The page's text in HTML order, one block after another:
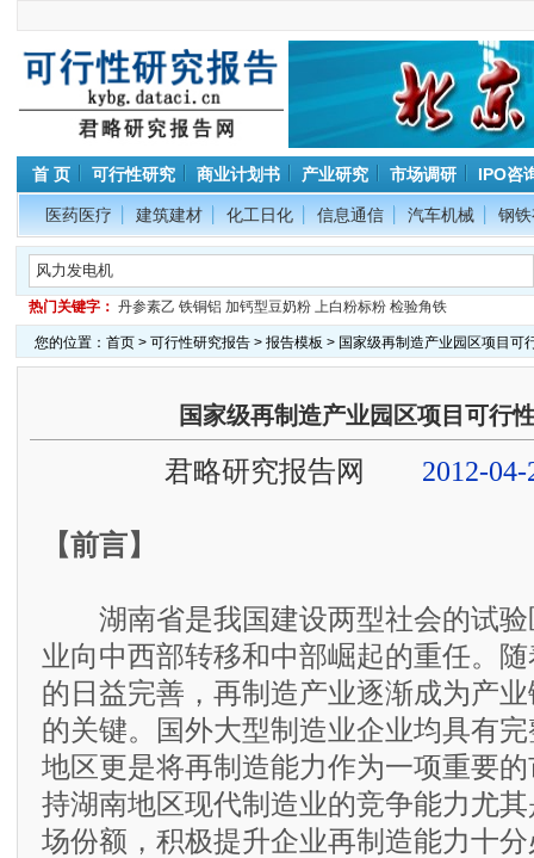
首 页 可行性研究 商业计划书 产业研究 市场调研 IPO咨
医药医疗 建筑建材 化工日化 信息通信 汽车机械 钢
热门关键字： 丹参素乙 铁铜铝 加钙型豆奶粉 上白粉标粉 检验角铁
您的位置： 首页> 可行性研究报告> 报告模板 > 国家级再制造产业园区项目可
国家级再制造产业园区项目可行
君略研究报告网 2012-
【前言】
湖南省是我国建设两型社会的试验
业向中西部转移和中部崛起的重任。
的日益完善，再制造产业逐渐成为产
的关键。国外大型制造业企业均具有
地区更是将再制造能力作为一项重要
持湖南地区现代制造业的竞争能力尤
场份额，积极提升企业再制造能力十